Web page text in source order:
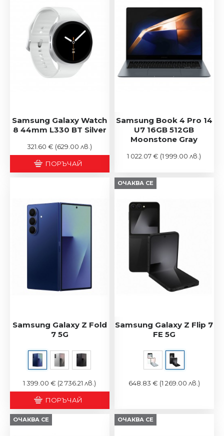
Samsung Galaxy Watch
8 44mm L330 BT Silver
321.60 € (629.00 лв.)
ПОРЪЧАЙ
Samsung Book 4 Pro 14
U7 16GB 512GB
Moonstone Gray
1 022.07 € (1 999.00 лв.)
Samsung Galaxy Z Fold
7 5G
1 399.00 € (2 736.21 лв.)
ПОРЪЧАЙ
ОЧАКВА СЕ
Samsung Galaxy Z Flip 7
FE 5G
648.83 € (1 269.00 лв.)
ОЧАКВА СЕ ОЧАКВА СЕ